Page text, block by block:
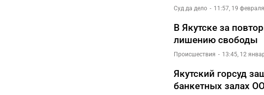
Суд да дело 11:57, 19
В Якутске за
лишению свободы
Происшествия 13:45, 12
Якутский горсуд
банкетных залах